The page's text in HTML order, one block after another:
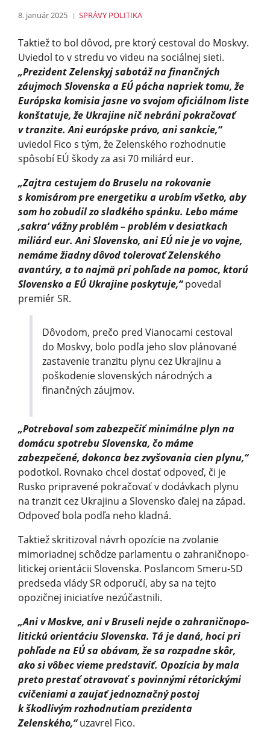
8. január 2025 SPRÁVY POLITIKA
Taktiež to bol dôvod, pre ktorý cestoval do Moskvy.
Uviedol to v stredu vo videu na sociálnej sieti.
„Prezident Zelenskyj sabotáž na finančných
záujmoch Slovenska a EÚ pácha napriek tomu, že
Európska komisia jasne vo svojom oficiálnom liste
konštatuje, že Ukrajine nič nebráni pokračovať
v tranzite. Ani európske právo, ani sankcie,“
uviedol Fico s tým, že Zelenského rozhodnutie
spôsobí EÚ škody za asi 70 miliárd eur.
„Zajtra cestujem do Bruselu na rokovanie
s komisárom pre energetiku a urobím všetko, aby
som ho zobudil zo sladkého spánku. Lebo máme
‚sakra‘ vážny problém – problém v desiatkach
miliárd eur. Ani Slovensko, ani EÚ nie je vo vojne,
nemáme žiadny dôvod tolerovať Zelenského
avantúry, a to najmä pri pohľade na pomoc, ktorú
Slovensko a EÚ Ukrajine poskytuje,“povedal
premiér SR.
Dôvodom, prečo pred Vianocami cestoval
do Moskvy, bolo podľa jeho slov plánované
zastavenie tranzitu plynu cez Ukrajinu a
poškodenie slovenských národných a
finančných záujmov.
„Potreboval som zabezpečiť minimálne plyn na
domácu spotrebu Slovenska, čo máme
zabezpečené, dokonca bez zvyšovania cien plynu,“
podotkol. Rovnako chcel dostať odpoveď, či je
Rusko pripravené pokračovať v dodávkach plynu
na tranzit cez Ukrajinu a Slovensko ďalej na západ.
Odpoveď bola podľa neho kladná.
Taktiež skritizoval návrh opozície na zvolanie
mimoriadnej schôdze parlamentu o zahraničnopo­
litickej orientácii Slovenska. Poslancom Smeru-SD
predseda vlády SR odporučí, aby sa na tejto
opozičnej iniciatíve nezúčastnili.
„Ani v Moskve, ani v Bruseli nejde o zahraničnopo­
litickú orientáciu Slovenska. Tá je daná, hoci pri
pohľade na EÚ sa obávam, že sa rozpadne skôr,
ako si vôbec vieme predstaviť. Opozícia by mala
preto prestať otravovať s povinnými rétorickými
cvičeniami a zaujať jednoznačný postoj
k škodlivým rozhodnutiam prezidenta
Zelenského,“uzavrel Fico.